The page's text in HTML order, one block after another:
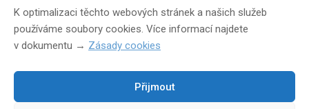
K optimalizaci těchto webových stránek a našich služeb
používáme soubory cookies. Více informací najdete
v dokumentu → Zásady cookies
Přijmout
Prohlášení o přístupnosti
Prohlášení o ochraně soukromí
Zásady cookies (EU)
Změna velikosti písma na webu